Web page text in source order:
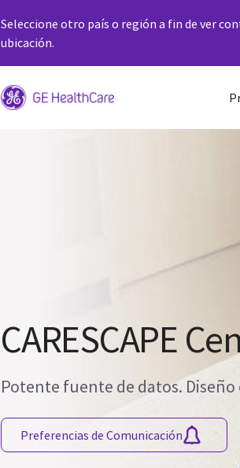
Seleccione otro país o región a fin de ver
ubicación.
CARESCAPE
Potente fuente de datos.
Preferencias de Comunicación